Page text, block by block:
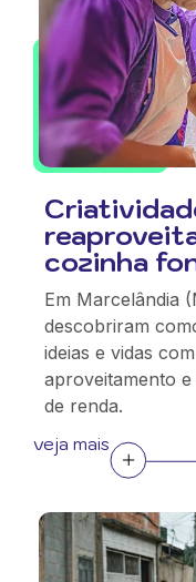
cozinha
Em Marcelândia
descobriram
ideias e vidas
aproveitamento
de renda.
veja mais